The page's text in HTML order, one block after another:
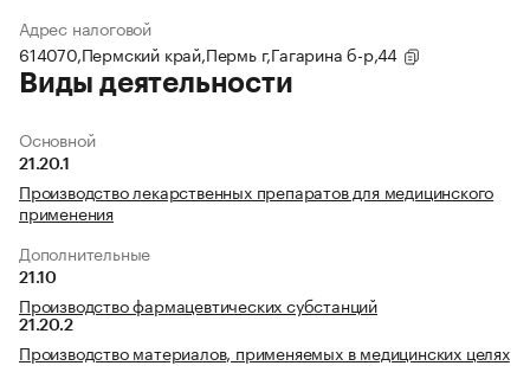
Адрес налоговой
614070,Пермский край,Пермь г,Гагарина б-р,44
Виды деятельности
Основной
21.20.1
Производство лекарственных препаратов для медицинского
применения
Дополнительные
21.10
Производство фармацевтических субстанций
21.20.2
Производство материалов, применяемых в медицинских целях